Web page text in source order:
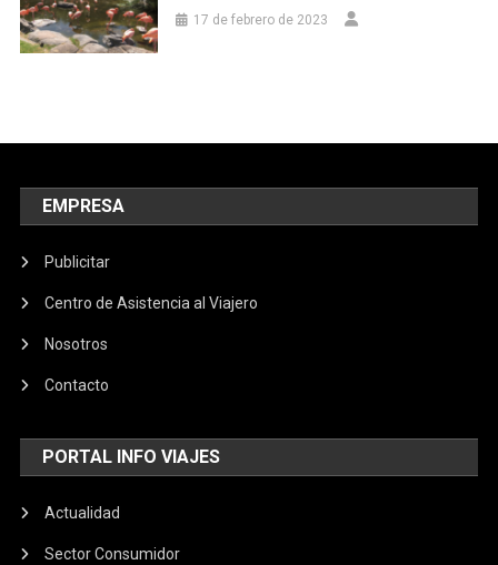
17 de febrero de 2023
EMPRESA
Publicitar
Centro de Asistencia al Viajero
Nosotros
Contacto
PORTAL INFO VIAJES
Actualidad
Sector Consumidor